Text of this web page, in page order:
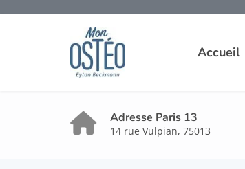
Accueil
Adresse Paris 13
14 rue Vulpian, 75013